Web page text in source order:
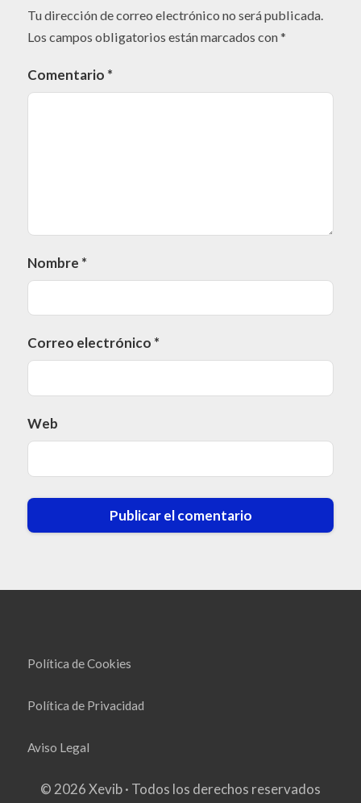
Tu dirección de correo electrónico no será publicada.
Los campos obligatorios están marcados con*
Comentario *
Nombre *
Correo electrónico *
Web
Política de Cookies
Política de Privacidad
Aviso Legal
© 2026 Xevib · Todos los derechos reservados